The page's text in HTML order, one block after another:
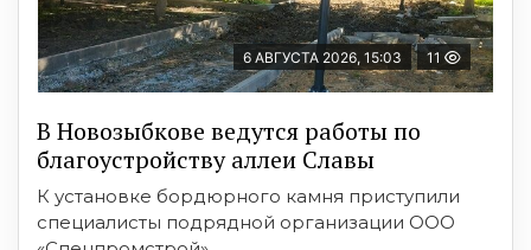
6 АВГУСТА 2026, 15:03 11
В Новозыбкове ведутся работы по
благоустройству аллеи Славы
К установке бордюрного камня приступили
специалисты подрядной организации ООО